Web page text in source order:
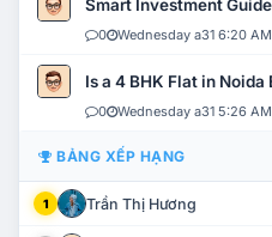
Smart Investment
0 Wednesday a31 6:20 AM
Is a 4 BHK Flat in Noida
0 Wednesday a31 5:26 AM
BẢNG XẾP HẠNG
1 Trần Thị Hương